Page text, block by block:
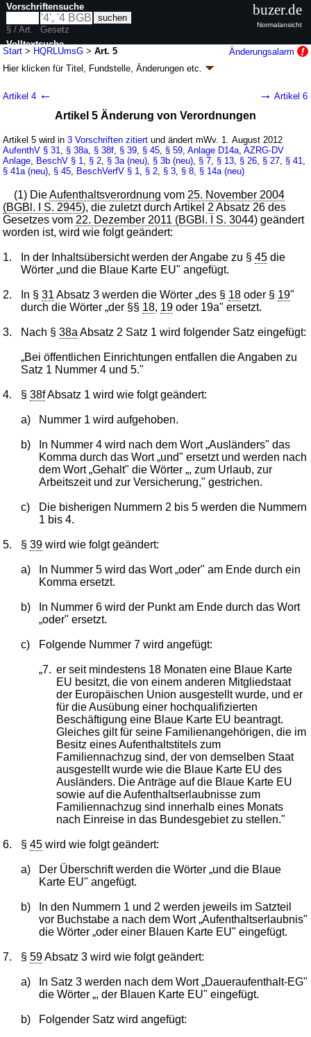
Start > HQRLUmsG >Art. 5
Änderungsalarm
Hier klicken fürTitel, Fundstelle, Änderungen etc.
Hochqualifizierten-Richtlinie der Europäischen
Union (HQRLUmsGk.a.Abk.)
G. v. 01.06.2012 BGBl. I S. 1224(Nr. 24 ); zuletzt geändert durchArtikel 3
G. v. 27.07.2015 BGBl. I S. 1386
Geltung ab 01.08.2012
8 Änderungen | Drucksachen / Entwurf / Begründung |
Artikel 4 ← → Artikel 6
Artikel 5 Änderung von Verordnungen
Artikel 5 wird in3 Vorschriften zitiert und ändert mWv. 1. August 2012
AufenthV § 31 § 38a § 38f § 39 § 45 § 59 ,Anlage D14a ,AZRG-DV
Anlage BeschV § 1 § 2 § 3a (neu) § 3b (neu) § 7 § 13 § 26 § 27 § 41
§ 41a (neu) § 45 BeschVerfV § 1 § 2 § 3 § 8 § 14a (neu)
(1) DieAufenthaltsverordnung vom 25. November 2004
(BGBl. I S. 2945), die zuletzt durch Artikel 2 Absatz 26 des
Gesetzes vom 22. Dezember 2011 (BGBl. I S. 3044) geändert
worden ist, wird wie folgt geändert:
1. In der Inhaltsübersicht werden der Angabe zu §45 die
Wörter „und die Blaue Karte EU" angefügt.
2. In §31 Absatz 3 werden die Wörter „des § 18 oder § 19"
durch die Wörter „der §§ 18, 19 oder 19a" ersetzt.
3. Nach §38a Absatz 2 Satz 1 wird folgender Satz eingefügt:
„Bei öffentlichen Einrichtungen entfallen die Angaben zu
Satz 1 Nummer 4 und 5."
4. §38fAbsatz 1 wird wie folgt geändert:
a) Nummer 1 wird aufgehoben.
b)
In Nummer 4 wird nach dem Wort „Ausländers" das
Komma durch das Wort „und" ersetzt und werden nach
dem Wort „Gehalt" die Wörter „, zum Urlaub, zur
Arbeitszeit und zur Versicherung," gestrichen.
c)
Die bisherigen Nummern 2 bis 5 werden die Nummern
1 bis 4.
5. §39 wird wie folgt geändert:
a)
In Nummer 5 wird das Wort „oder" am Ende durch ein
Komma ersetzt.
b)
In Nummer 6 wird der Punkt am Ende durch das Wort
„oder" ersetzt.
c) Folgende Nummer 7 wird angefügt:
„7. er seit mindestens 18 Monaten eine Blaue Karte
EU besitzt, die von einem anderen Mitgliedstaat
der Europäischen Union ausgestellt wurde, und er
für die Ausübung einer hochqualifizierten
Beschäftigung eine Blaue Karte EU beantragt.
Gleiches gilt für seine Familienangehörigen, die im
Besitz eines Aufenthaltstitels zum
Familiennachzug sind, der von demselben Staat
ausgestellt wurde wie die Blaue Karte EU des
Ausländers. Die Anträge auf die Blaue Karte EU
sowie auf die Aufenthaltserlaubnisse zum
Familiennachzug sind innerhalb eines Monats
nach Einreise in das Bundesgebiet zu stellen."
6. §45 wird wie folgt geändert:
a)
Der Überschrift werden die Wörter „und die Blaue
Karte EU" angefügt.
b)
In den Nummern 1 und 2 werden jeweils im Satzteil
vor Buchstabe a nach dem Wort „Aufenthaltserlaubnis"
die Wörter „oder einer Blauen Karte EU" eingefügt.
7. §59Absatz 3 wird wie folgt geändert:
a)
In Satz 3 werden nach dem Wort „Daueraufenthalt-EG"
die Wörter „, der Blauen Karte EU" eingefügt.
b) Folgender Satz wird angefügt:
Vorschriftensuche
§ / Art.
Gesetz
Volltextsuche
nur in HQRLUmsG
buzer.de
Normalansicht